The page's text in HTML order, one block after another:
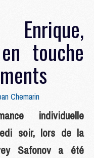
touche
Chemarin
individuelle
soir, lors de la
Safonov a été